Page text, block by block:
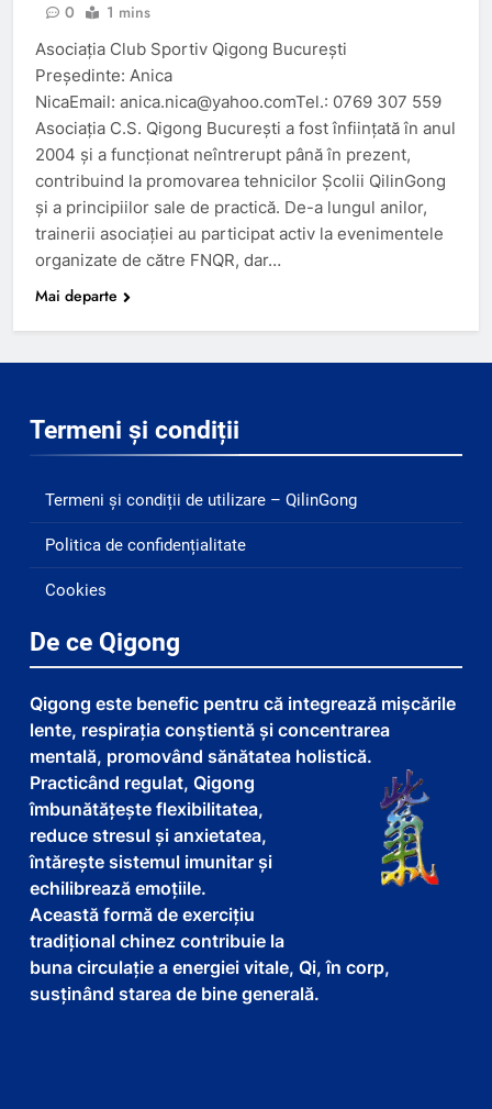
0 1 mins
Asociația Club Sportiv Qigong București
Președinte: Anica
NicaEmail: anica.nica@yahoo.comTel.: 0769 307 559
Asociația C.S. Qigong București a fost înființată în anul
2004 și a funcționat neîntrerupt până în prezent,
contribuind la promovarea tehnicilor Școlii QilinGong
și a principiilor sale de practică. De-a lungul anilor,
trainerii asociației au participat activ la evenimentele
organizate de către FNQR, dar…
Mai departe
Termeni și condiții
Termeni și condiții de utilizare – QilinGong
Politica de confidențialitate
Cookies
De ce Qigong
Qigong este benefic pentru că integrează mișcările
lente, respirația conștientă și concentrarea
mentală, promovând sănătatea holistică.
Practicând regulat, Qigong
îmbunătățește flexibilitatea,
reduce stresul și anxietatea,
întărește sistemul imunitar și
echilibrează emoțiile.
Această formă de exercițiu
tradițional chinez contribuie la
buna circulație a energiei vitale, Qi, în corp,
susținând starea de bine generală.